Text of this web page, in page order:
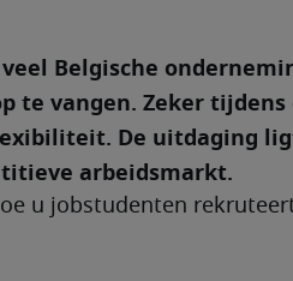
Belgische
te vangen. Zeker
De uitdaging
arbeidsmarkt.
u jobstudenten